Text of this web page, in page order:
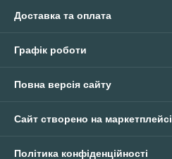
Доставка та оплата
Графік роботи
Повна версія сайту
Сайт створено на маркетплейсі
Політика конфіденційності